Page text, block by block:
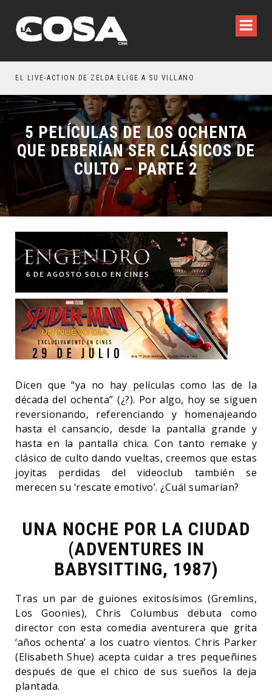
EL LIVE-ACTION DE ZELDA ELIGE A SU VILLANO
5 PELÍCULAS DE LOS OCHENTA
QUE DEBERÍAN SER CLÁSICOS DE
CULTO – PARTE 2
Dicen que “ya no hay películas como las de la
década del ochenta” (¿?). Por algo, hoy se siguen
reversionando, referenciando y homenajeando
hasta el cansancio, desde la pantalla grande y
hasta en la pantalla chica. Con tanto remake y
clásico de culto dando vueltas, creemos que estas
joyitas perdidas del videoclub también se
merecen su ‘rescate emotivo’. ¿Cuál sumarían?
UNA NOCHE POR LA CIUDAD
(ADVENTURES IN
BABYSITTING, 1987)
Tras un par de guiones exitosísimos (Gremlins,
Los Goonies), Chris Columbus debuta como
director con esta comedia aventurera que grita
‘años ochenta’ a los cuatro vientos. Chris Parker
(Elisabeth Shue) acepta cuidar a tres pequeñines
después de que el chico de sus sueños la deja
plantada.